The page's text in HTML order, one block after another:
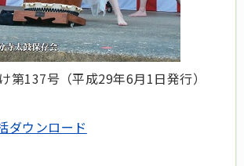
第137号（平成29年6月1日発行）
ダウンロード